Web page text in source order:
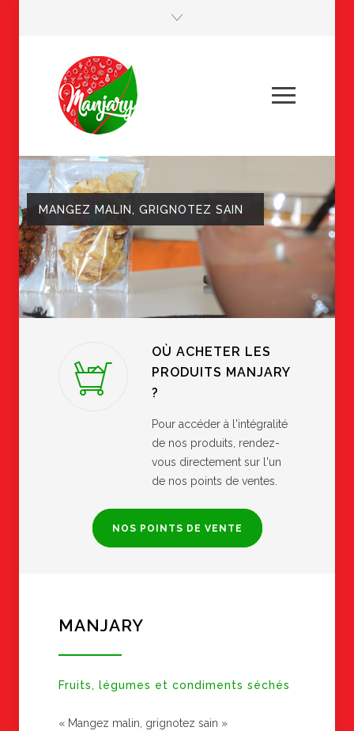
MANGEZ MALIN, GRIGNOTEZ SAIN
OÙ ACHETER LES
PRODUITS MANJARY
?
Pour accéder à l'intégralité
de nos produits, rendez-
vous directement sur l'un
de nos points de ventes.
NOS POINTS DE VENTE
MANJARY
Fruits, légumes et condiments séchés
« Mangez malin, grignotez sain »